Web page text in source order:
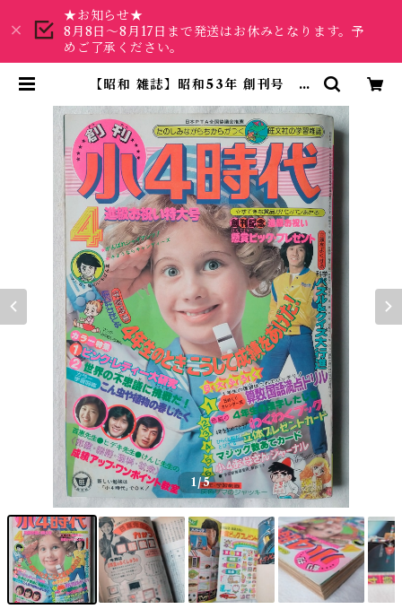
★お知らせ★
8月8日～8月17日まで発送はお休みとなります。予
めご了承ください。
【昭和 雑誌】昭和53年 創刊号 小
貨と本屋
1/5